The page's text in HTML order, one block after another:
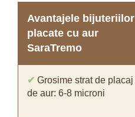
Avantajele bijuteriilor
placate cu aur
SaraTremo
✔ Grosime strat de placaj
de aur: 6-8 microni